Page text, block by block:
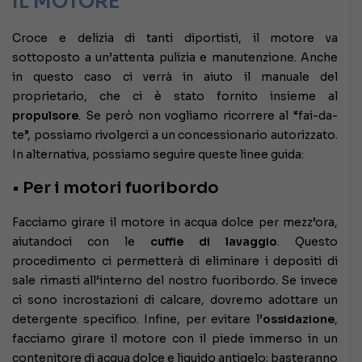
Croce e delizia di tanti diportisti, il motore va
sottoposto a un’attenta pulizia e manutenzione. Anche
in questo caso ci verrà in aiuto il manuale del
proprietario, che ci è stato fornito insieme al
propulsore. Se però non vogliamo ricorrere al “fai-da-
te”, possiamo rivolgerci a un concessionario autorizzato.
In alternativa, possiamo seguire queste linee guida:
• Per i motori fuoribordo
Facciamo girare il motore in acqua dolce per mezz’ora,
aiutandoci con le cuffie di lavaggio. Questo
procedimento ci permetterà di eliminare i depositi di
sale rimasti all’interno del nostro fuoribordo. Se invece
ci sono incrostazioni di calcare, dovremo adottare un
detergente specifico. Infine, per evitare l’ossidazione,
facciamo girare il motore con il piede immerso in un
contenitore di acqua dolce e liquido antigelo; basteranno